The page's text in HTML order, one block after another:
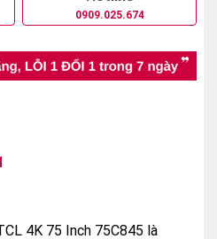
0909.025.674
4K 75 Inch 75C845 là